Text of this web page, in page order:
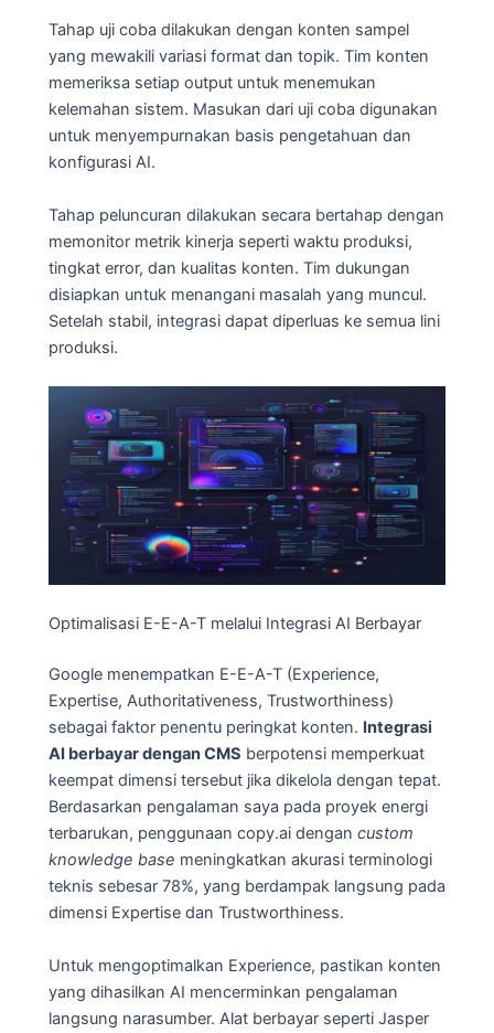
Tahap uji coba dilakukan dengan konten sampel
yang mewakili variasi format dan topik. Tim konten
memeriksa setiap output untuk menemukan
kelemahan sistem. Masukan dari uji coba digunakan
untuk menyempurnakan basis pengetahuan dan
konfigurasi AI.
Tahap peluncuran dilakukan secara bertahap dengan
memonitor metrik kinerja seperti waktu produksi,
tingkat error, dan kualitas konten. Tim dukungan
disiapkan untuk menangani masalah yang muncul.
Setelah stabil, integrasi dapat diperluas ke semua lini
produksi.
Optimalisasi E-E-A-T melalui Integrasi AI Berbayar
Google menempatkan E-E-A-T (Experience,
Expertise, Authoritativeness, Trustworthiness)
sebagai faktor penentu peringkat konten. Integrasi
AI berbayar dengan CMS berpotensi memperkuat
keempat dimensi tersebut jika dikelola dengan tepat.
Berdasarkan pengalaman saya pada proyek energi
terbarukan, penggunaan copy.ai dengan custom
knowledge base meningkatkan akurasi terminologi
teknis sebesar 78%, yang berdampak langsung pada
dimensi Expertise dan Trustworthiness.
Untuk mengoptimalkan Experience, pastikan konten
yang dihasilkan AI mencerminkan pengalaman
langsung narasumber. Alat berbayar seperti Jasper